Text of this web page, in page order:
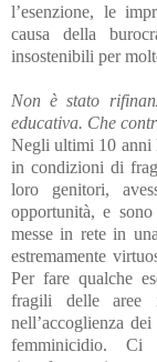
l’esenzione, le
causa della
insostenibili per
Non è stato
educativa. Che
Negli ultimi 10 anni
in condizioni di
loro genitori,
opportunità, e
messe in rete in
estremamente
Per fare qualche
fragili delle aree
nell’accoglienza
femminicidio. Ci